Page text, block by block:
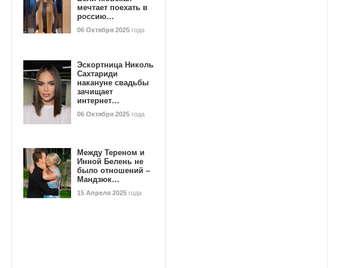
мечтает поехать в
россию…
06 Октября 2025 года
Эскортница Николь
Сахтариди
накануне свадьбы
зачищает
интернет…
06 Октября 2025 года
Между Тереном и
Инной Белень не
было отношений –
Мандзюк…
15 Апреля 2025 года